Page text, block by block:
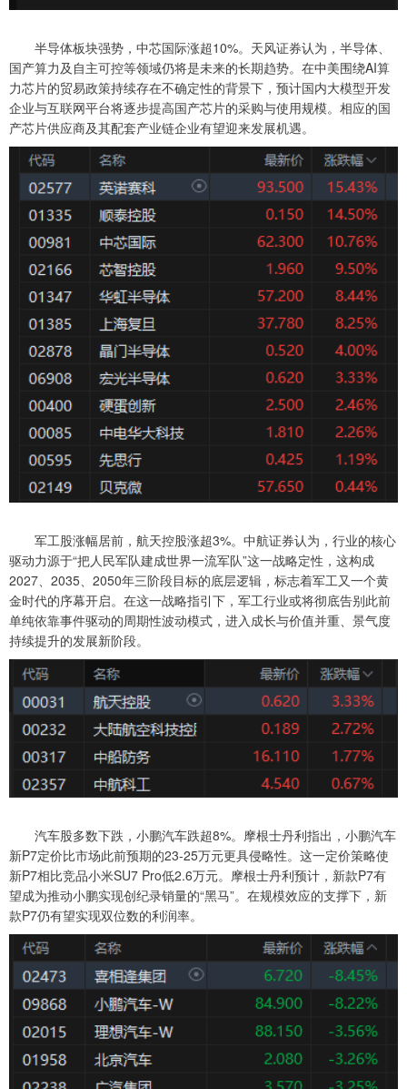
半导体板块强势，中芯国际涨超10%。天风证券认为，半导体、
国产算力及自主可控等领域仍将是未来的长期趋势。在中美围绕AI算
力芯片的贸易政策持续存在不确定性的背景下，预计国内大模型开发
企业与互联网平台将逐步提高国产芯片的采购与使用规模。相应的国
产芯片供应商及其配套产业链企业有望迎来发展机遇。
军工股涨幅居前，航天控股涨超3%。中航证券认为，行业的核心
驱动力源于“把人民军队建成世界一流军队”这一战略定性，这构成
2027、2035、2050年三阶段目标的底层逻辑，标志着军工又一个黄
金时代的序幕开启。在这一战略指引下，军工行业或将彻底告别此前
单纯依靠事件驱动的周期性波动模式，进入成长与价值并重、景气度
持续提升的发展新阶段。
汽车股多数下跌，小鹏汽车跌超8%。摩根士丹利指出，小鹏汽车
新P7定价比市场此前预期的23-25万元更具侵略性。这一定价策略使
新P7相比竞品小米SU7 Pro低2.6万元。摩根士丹利预计，新款P7有
望成为推动小鹏实现创纪录销量的“黑马”。在规模效应的支撑下，新
款P7仍有望实现双位数的利润率。